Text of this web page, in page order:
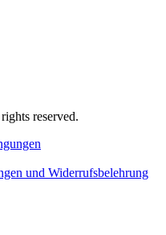
reserved.
und Widerrufsbelehrung